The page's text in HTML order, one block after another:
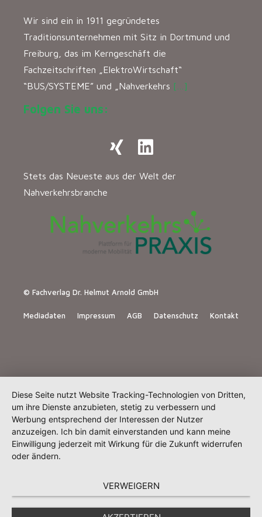
Wir sind ein in 1911 gegründetes
Traditionsunternehmen mit Sitz in Dortmund und
Freiburg, das im Kerngeschäft die
Fachzeitschriften „ElektroWirtschaft“
“BUS/SYSTEME” und „Nahverkehrs […]
Folgen Sie uns:
Stets das Neueste aus der Welt der
Nahverkehrsbranche
© Fachverlag Dr. Helmut Arnold GmbH
Mediadaten Impressum AGB Datenschutz Kontakt
Diese Seite nutzt Website Tracking-Technologien von Dritten,
um ihre Dienste anzubieten, stetig zu verbessern und
Werbung entsprechend der Interessen der Nutzer
anzuzeigen. Ich bin damit einverstanden und kann meine
Einwilligung jederzeit mit Wirkung für die Zukunft widerrufen
oder ändern.
VERWEIGERN